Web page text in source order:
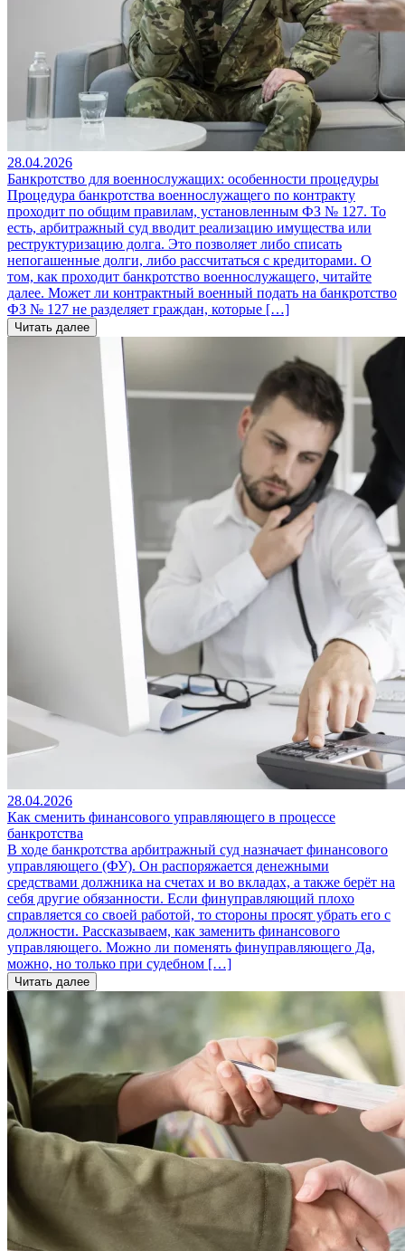
28.04.2026
Банкротство для военнослужащих: особенности процедуры
Процедура банкротства военнослужащего по контракту
проходит по общим правилам, установленным ФЗ № 127. То
есть, арбитражный суд вводит реализацию имущества или
реструктуризацию долга. Это позволяет либо списать
непогашенные долги, либо рассчитаться с кредиторами. О
том, как проходит банкротство военнослужащего, читайте
далее. Может ли контрактный военный подать на банкротство
ФЗ № 127 не разделяет граждан, которые […]
Читать далее
28.04.2026
Как сменить финансового управляющего в процессе
банкротства
В ходе банкротства арбитражный суд назначает финансового
управляющего (ФУ). Он распоряжается денежными
средствами должника на счетах и во вкладах, а также берёт на
себя другие обязанности. Если финуправляющий плохо
справляется со своей работой, то стороны просят убрать его с
должности. Рассказываем, как заменить финансового
управляющего. Можно ли поменять финуправляющего Да,
можно, но только при судебном […]
Читать далее